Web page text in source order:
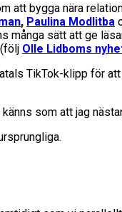
bygga nära
, Paulina Modlitba
många sätt att ge
Olle Lidboms
TikTok-klipp för
som att jag